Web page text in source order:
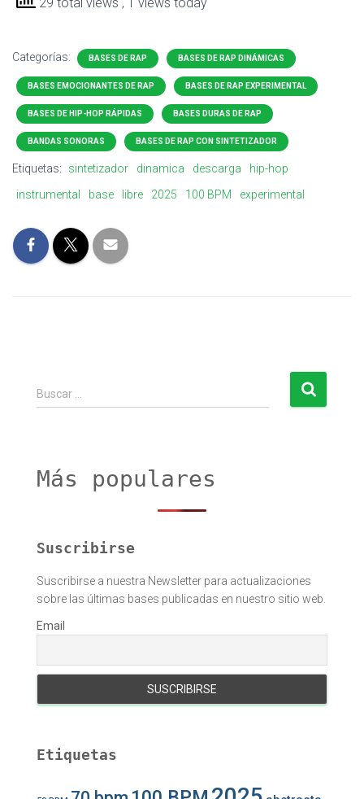
Categorías: BASES DE RAP BASES DE RAP DINÁMICAS
BASES EMOCIONANTES DE RAP BASES DE RAP EXPERIMENTAL
BASES DE HIP-HOP RÁPIDAS BASES DURAS DE RAP
BANDAS SONORAS BASES DE RAP CON SINTETIZADOR
Etiquetas: sintetizador dinamica descarga
hip-hop
instrumental
base libre 2025 100 BPM experimental
u
Buscar …
Más populares
Suscribirse
Suscribirse a nuestra Newsletter para actualizaciones
sobre las últimas bases publicadas en nuestro sitio web.
Email
Etiquetas